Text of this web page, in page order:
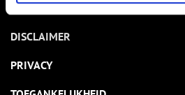
NIEUWSBRIEF
DISCLAIMER
PRIVACY